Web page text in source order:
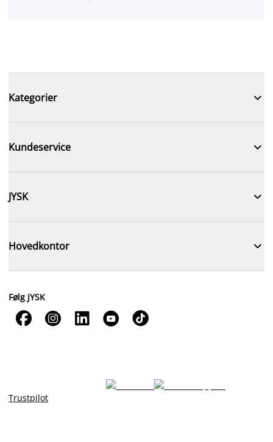
Kategorier 
Kundeservice 
JYSK 
Hovedkontor 
Følg JYSK
    
Trustpilot